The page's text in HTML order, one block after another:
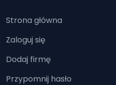
Strona główna
Zaloguj się
Dodaj firmę
Przypomnij hasło